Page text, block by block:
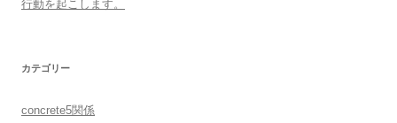
行動を起こします。
カテゴリー
concrete5関係